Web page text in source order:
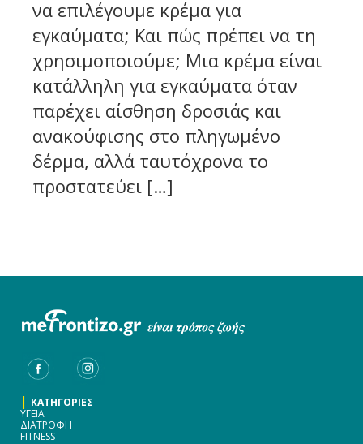
να επιλέγουμε κρέμα για
εγκαύματα; Και πώς πρέπει να τη
χρησιμοποιούμε; Μια κρέμα είναι
κατάλληλη για εγκαύματα όταν
παρέχει αίσθηση δροσιάς και
ανακούφισης στο πληγωμένο
δέρμα, αλλά ταυτόχρονα το
προστατεύει […]
| ΚΑΤΗΓΟΡΙΕΣ
ΥΓΕΙΑ
ΔΙΑΤΡΟΦΗ
FITNESS